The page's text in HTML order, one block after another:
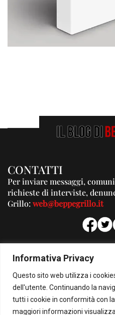
Informativa Privacy
Questo sito web utilizza i
dell'utente. Continuando la
tutti i cookie in conformità con
maggiori informazioni
CONTATTI
Per inviare messaggi,
richieste di interviste,
Grillo:web@beppegrillo.it
Per la